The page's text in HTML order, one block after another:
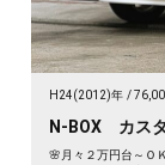
H24(2012)年
N-BOX カス
🌸月々２万円台～Ｏ